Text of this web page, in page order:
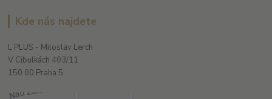
Kde nás najdete
L PLUS - Miloslav Lerch
V Cibulkách 403/11
150 00 Praha 5